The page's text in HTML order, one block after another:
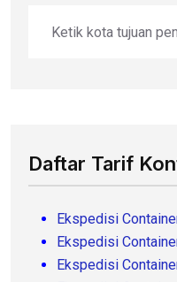
Daftar Tarif
Ekspedisi
Ekspedisi
Ekspedisi